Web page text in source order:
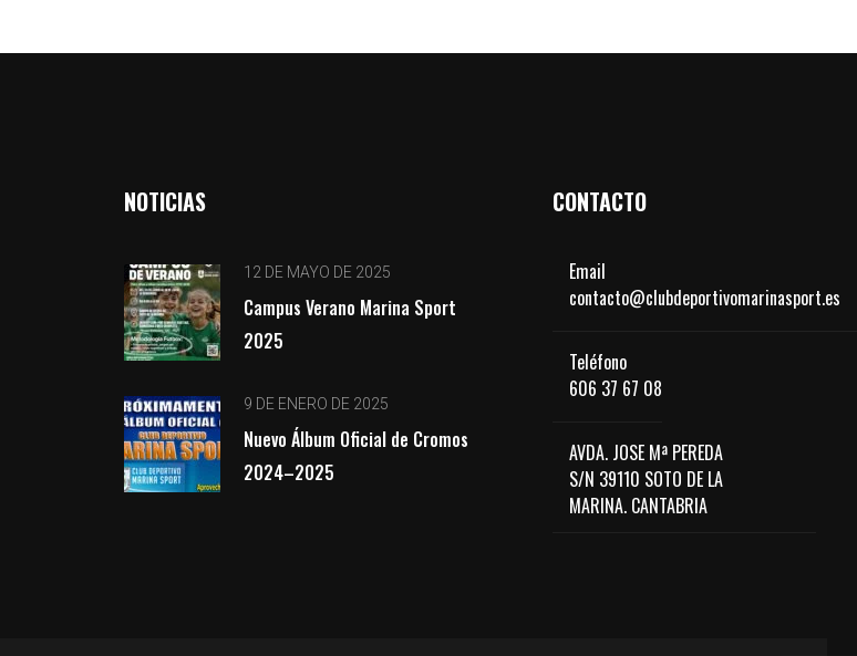
NOTICIAS
12 DE MAYO DE 2025
Campus Verano Marina Sport
2025
9 DE ENERO DE 2025
Nuevo Álbum Oficial de Cromos
2024–2025
CONTACTO
Email
contacto@clubdeportivomarinasport.es
Teléfono
606 37 67 08
AVDA. JOSE Mª PEREDA
S/N 39110 SOTO DE LA
MARINA. CANTABRIA